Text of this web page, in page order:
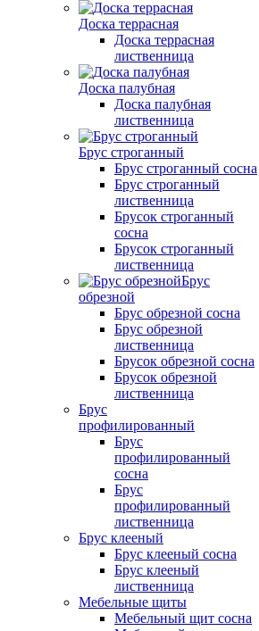
Доска террасная
Доска террасная
лиственница
Доска палубная
Доска палубная
лиственница
Брус строганный
Брус строганный сосна
Брус строганный
лиственница
Брусок строганный
сосна
Брусок строганный
лиственница
Брус
обрезной
Брус обрезной сосна
Брус обрезной
лиственница
Брусок обрезной сосна
Брусок обрезной
лиственница
Брус
профилированный
Брус
профилированный
сосна
Брус
профилированный
лиственница
Брус клееный
Брус клееный сосна
Брус клееный
лиственница
Мебельные щиты
Мебельный щит сосна